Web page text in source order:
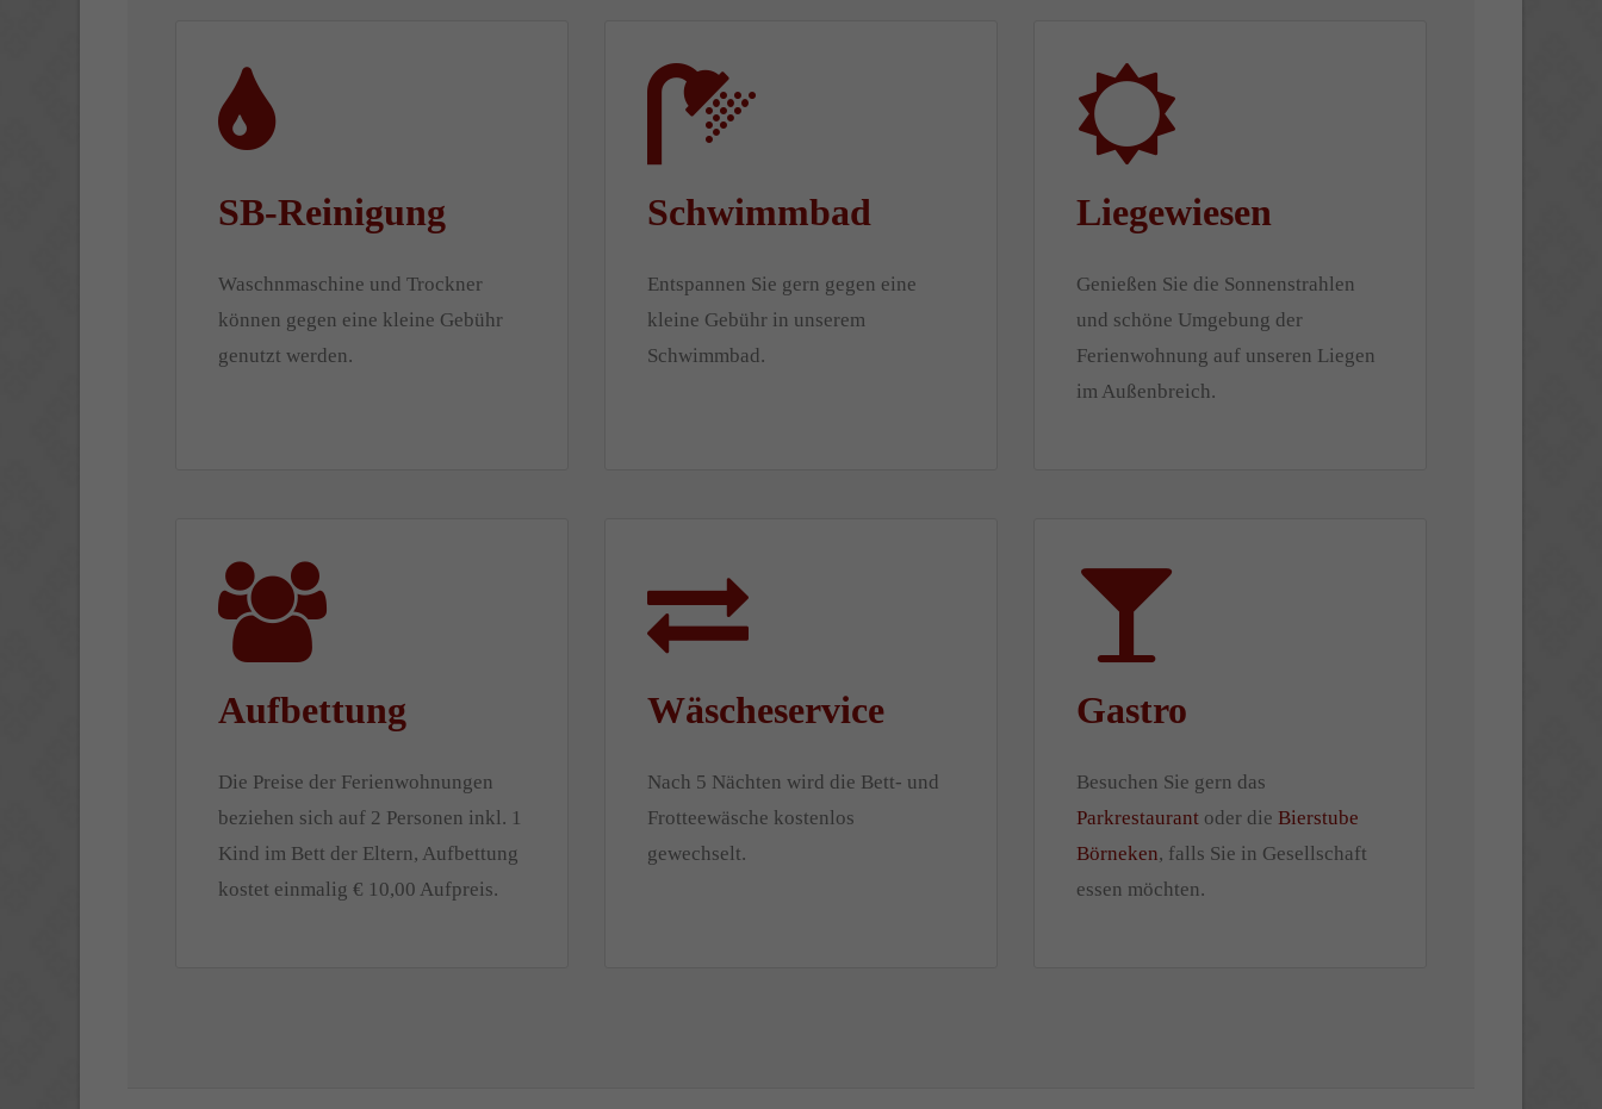
SB-Reinigung
Waschnmaschine und Trockner
können gegen eine kleine Gebühr
genutzt werden.
Schwimmbad
Entspannen Sie gern gegen eine
kleine Gebühr in unserem
Schwimmbad.
Liegewiesen
Genießen Sie die Sonnenstrahlen
und schöne Umgebung der
Ferienwohnung auf unseren Liegen
im Außenbreich.
Aufbettung
Die Preise der Ferienwohnungen
beziehen sich auf 2 Personen inkl. 1
Kind im Bett der Eltern, Aufbettung
kostet einmalig € 10,00 Aufpreis.
Wäscheservice
Nach 5 Nächten wird die Bett- und
Frotteewäsche kostenlos
gewechselt.
Gastro
Besuchen Sie gern das
Parkrestaurantoder die Bierstube
Börneken, falls Sie in Gesellschaft
essen möchten.